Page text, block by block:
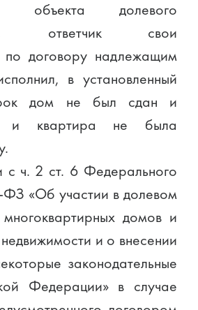
объекта долевого
ответчик свои
по договору надлежащим
в установленный
дом не был сдан и
и квартира не была
с ч. 2 ст. 6 Федерального
«Об участии в долевом
многоквартирных домов и
и о внесении
законодательные
Федерации» в случае